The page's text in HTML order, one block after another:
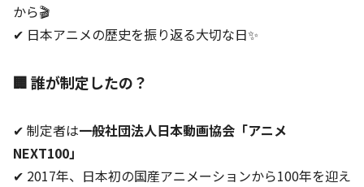
から🎬
✔ 日本アニメの歴史を振り返る大切な日✨
🏢 誰が制定したの？
✔ 制定者は一般社団法人日本動画協会「アニメ
NEXT100」
✔ 2017年、日本初の国産アニメーションから100年を迎え